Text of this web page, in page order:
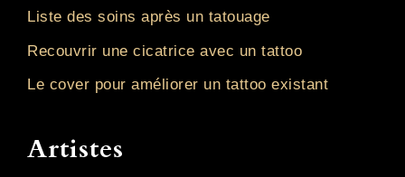
Liste des soins après un tatouage
Recouvrir une cicatrice avec un tattoo
Le cover pour améliorer un tattoo existant
Artistes